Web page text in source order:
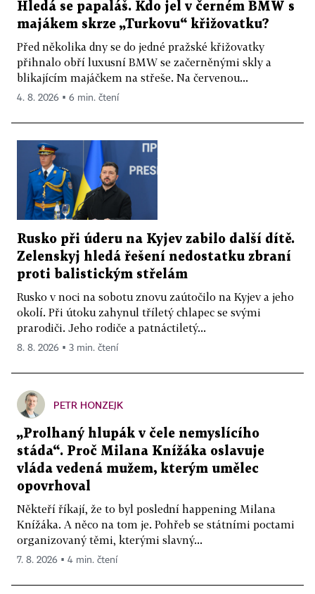
Hledá se papaláš. Kdo jel v černém BMW s
majákem skrze „Turkovu“ křižovatku?
Před několika dny se do jedné pražské křižovatky
přihnalo obří luxusní BMW se začerněnými skly a
blikajícím majáčkem na střeše. Na červenou...
4. 8. 2026 ▪ 6 min. čtení
Rusko při úderu na Kyjev zabilo další dítě.
Zelenskyj hledá řešení nedostatku zbraní
proti balistickým střelám
Rusko v noci na sobotu znovu zaútočilo na Kyjev a jeho
okolí. Při útoku zahynul tříletý chlapec se svými
prarodiči. Jeho rodiče a patnáctiletý...
8. 8. 2026 ▪ 3 min. čtení
PETR HONZEJK
„Prolhaný hlupák v čele nemyslícího
stáda“. Proč Milana Knížáka oslavuje
vláda vedená mužem, kterým umělec
opovrhoval
Někteří říkají, že to byl poslední happening Milana
Knížáka. A něco na tom je. Pohřeb se státními poctami
organizovaný těmi, kterými slavný...
7. 8. 2026 ▪ 4 min. čtení